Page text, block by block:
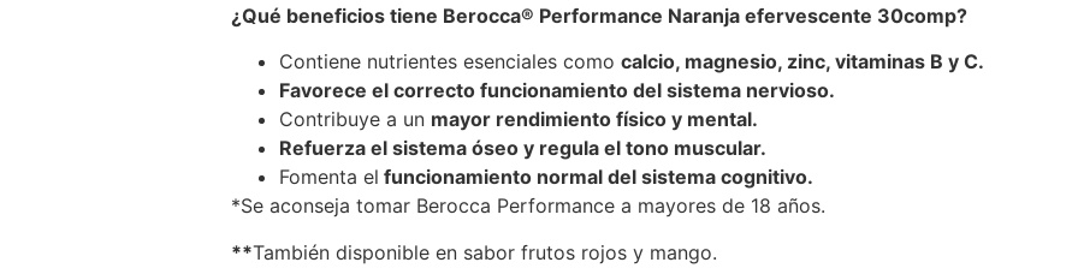
¿Qué beneficios tiene Berocca® Performance Naranja efervescente 30comp?
Contiene nutrientes esenciales como calcio, magnesio, zinc, vitaminas B y C.
Favorece el correcto funcionamiento del sistema nervioso.
Contribuye a un mayor rendimiento físico y mental.
Refuerza el sistema óseo y regula el tono muscular.
Fomenta el funcionamiento normal del sistema cognitivo.
*Se aconseja tomar Berocca Performance a mayores de 18 años.
**También disponible en sabor frutos rojos y mango.